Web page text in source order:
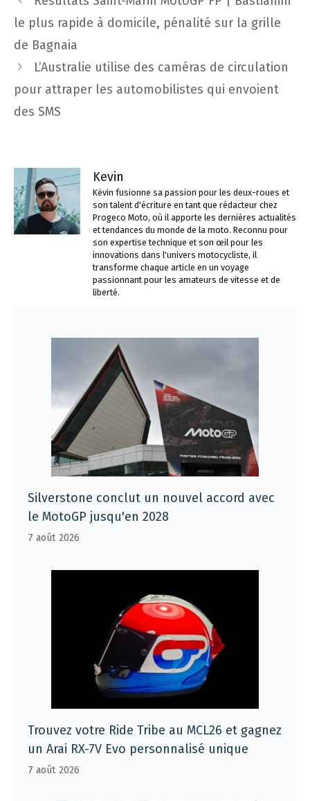
des
le plus rapide à domicile, pénalité sur la grille
de Bagnaia
L’Australie utilise des caméras de circulation
pour attraper les automobilistes qui envoient
des SMS
Kevin
Kévin fusionne sa passion pour les deux-roues et
son talent d'écriture en tant que rédacteur chez
Progeco Moto, où il apporte les dernières actualités
et tendances du monde de la moto. Reconnu pour
son expertise technique et son œil pour les
innovations dans l'univers motocycliste, il
transforme chaque article en un voyage
passionnant pour les amateurs de vitesse et de
liberté.
Silverstone conclut un nouvel accord avec
le MotoGP jusqu'en 2028
7 août 2026
Trouvez votre Ride Tribe au MCL26 et gagnez
un Arai RX-7V Evo personnalisé unique
7 août 2026